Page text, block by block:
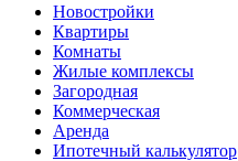
Новостройки
Квартиры
Комнаты
Жилые комплексы
Загородная
Коммерческая
Аренда
Ипотечный калькулятор